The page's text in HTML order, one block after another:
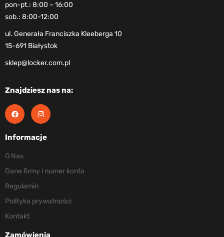
pon-pt.: 8:00 – 16:00
sob.: 8:00-12:00
ul. Generała Franciszka Kleeberga 10
15-691 Białystok
sklep@locker.com.pl
Znajdziesz nas na:
Informacje
O Nas
Dane firmy i numer konta
Regulamin
Polityka prywatności
Kontakt
Zamówienia